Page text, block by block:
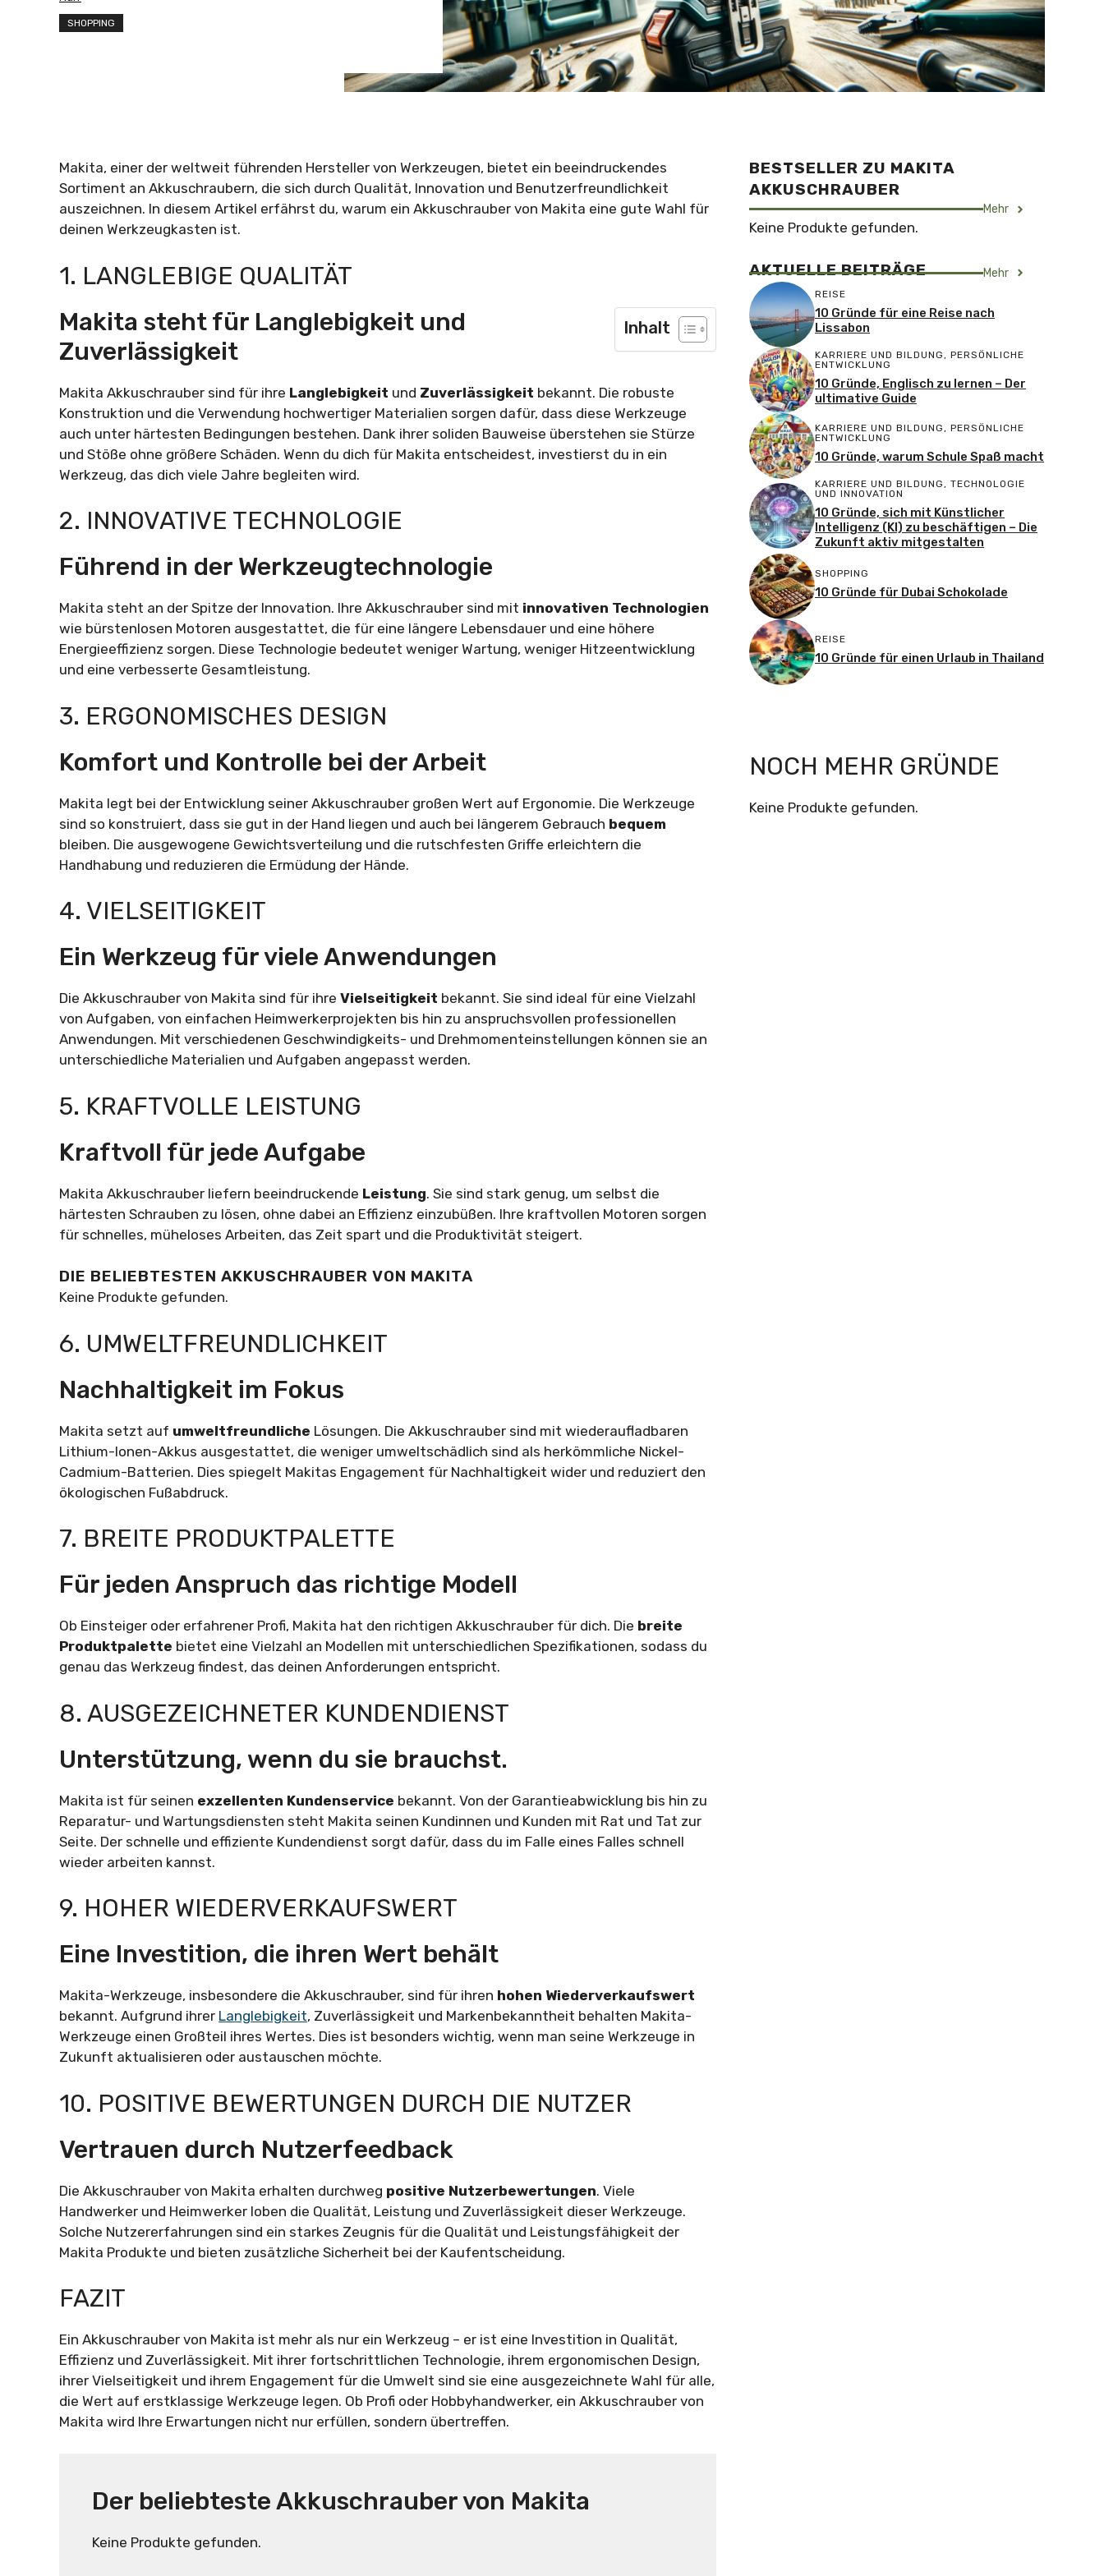
SHOPPING
Makita, einer der weltweit führenden Hersteller von Werkzeugen, bietet ein beeindruckendes
Sortiment an Akkuschraubern, die sich durch Qualität, Innovation und Benutzerfreundlichkeit
auszeichnen. In diesem Artikel erfährst du, warum ein Akkuschrauber von Makita eine gute Wahl für
deinen Werkzeugkasten ist.
1. LANGLEBIGE QUALITÄT
Inhalt
Makita steht für Langlebigkeit und
Zuverlässigkeit
Makita Akkuschrauber sind für ihre Langlebigkeit und Zuverlässigkeit bekannt. Die robuste
Konstruktion und die Verwendung hochwertiger Materialien sorgen dafür, dass diese Werkzeuge
auch unter härtesten Bedingungen bestehen. Dank ihrer soliden Bauweise überstehen sie Stürze
und Stöße ohne größere Schäden. Wenn du dich für Makita entscheidest, investierst du in ein
Werkzeug, das dich viele Jahre begleiten wird.
2. INNOVATIVE TECHNOLOGIE
Führend in der Werkzeugtechnologie
Makita steht an der Spitze der Innovation. Ihre Akkuschrauber sind mit innovativen Technologien
wie bürstenlosen Motoren ausgestattet, die für eine längere Lebensdauer und eine höhere
Energieeffizienz sorgen. Diese Technologie bedeutet weniger Wartung, weniger Hitzeentwicklung
und eine verbesserte Gesamtleistung.
3. ERGONOMISCHES DESIGN
Komfort und Kontrolle bei der Arbeit
Makita legt bei der Entwicklung seiner Akkuschrauber großen Wert auf Ergonomie. Die Werkzeuge
sind so konstruiert, dass sie gut in der Hand liegen und auch bei längerem Gebrauch bequem
bleiben. Die ausgewogene Gewichtsverteilung und die rutschfesten Griffe erleichtern die
Handhabung und reduzieren die Ermüdung der Hände.
4. VIELSEITIGKEIT
Ein Werkzeug für viele Anwendungen
Die Akkuschrauber von Makita sind für ihre Vielseitigkeit bekannt. Sie sind ideal für eine Vielzahl
von Aufgaben, von einfachen Heimwerkerprojekten bis hin zu anspruchsvollen professionellen
Anwendungen. Mit verschiedenen Geschwindigkeits- und Drehmomenteinstellungen können sie an
unterschiedliche Materialien und Aufgaben angepasst werden.
5. KRAFTVOLLE LEISTUNG
Kraftvoll für jede Aufgabe
Makita Akkuschrauber liefern beeindruckende Leistung. Sie sind stark genug, um selbst die
härtesten Schrauben zu lösen, ohne dabei an Effizienz einzubüßen. Ihre kraftvollen Motoren sorgen
für schnelles, müheloses Arbeiten, das Zeit spart und die Produktivität steigert.
DIE BELIEBTESTEN AKKUSCHRAUBER VON MAKITA
Keine Produkte gefunden.
6. UMWELTFREUNDLICHKEIT
Nachhaltigkeit im Fokus
Makita setzt auf umweltfreundliche Lösungen. Die Akkuschrauber sind mit wiederaufladbaren
Lithium-Ionen-Akkus ausgestattet, die weniger umweltschädlich sind als herkömmliche Nickel-
Cadmium-Batterien. Dies spiegelt Makitas Engagement für Nachhaltigkeit wider und reduziert den
ökologischen Fußabdruck.
7. BREITE PRODUKTPALETTE
Für jeden Anspruch das richtige Modell
Ob Einsteiger oder erfahrener Profi, Makita hat den richtigen Akkuschrauber für dich. Die breite
Produktpalette bietet eine Vielzahl an Modellen mit unterschiedlichen Spezifikationen, sodass du
genau das Werkzeug findest, das deinen Anforderungen entspricht.
8. AUSGEZEICHNETER KUNDENDIENST
Unterstützung, wenn du sie brauchst.
Makita ist für seinen exzellenten Kundenservice bekannt. Von der Garantieabwicklung bis hin zu
Reparatur- und Wartungsdiensten steht Makita seinen Kundinnen und Kunden mit Rat und Tat zur
Seite. Der schnelle und effiziente Kundendienst sorgt dafür, dass du im Falle eines Falles schnell
wieder arbeiten kannst.
9. HOHER WIEDERVERKAUFSWERT
Eine Investition, die ihren Wert behält
Makita-Werkzeuge, insbesondere die Akkuschrauber, sind für ihren hohen Wiederverkaufswert
bekannt. Aufgrund ihrer Langlebigkeit, Zuverlässigkeit und Markenbekanntheit behalten Makita-
Werkzeuge einen Großteil ihres Wertes. Dies ist besonders wichtig, wenn man seine Werkzeuge in
Zukunft aktualisieren oder austauschen möchte.
10. POSITIVE BEWERTUNGEN DURCH DIE NUTZER
Vertrauen durch Nutzerfeedback
Die Akkuschrauber von Makita erhalten durchweg positive Nutzerbewertungen. Viele
Handwerker und Heimwerker loben die Qualität, Leistung und Zuverlässigkeit dieser Werkzeuge.
Solche Nutzererfahrungen sind ein starkes Zeugnis für die Qualität und Leistungsfähigkeit der
Makita Produkte und bieten zusätzliche Sicherheit bei der Kaufentscheidung.
FAZIT
Ein Akkuschrauber von Makita ist mehr als nur ein Werkzeug – er ist eine Investition in Qualität,
Effizienz und Zuverlässigkeit. Mit ihrer fortschrittlichen Technologie, ihrem ergonomischen Design,
ihrer Vielseitigkeit und ihrem Engagement für die Umwelt sind sie eine ausgezeichnete Wahl für alle,
die Wert auf erstklassige Werkzeuge legen. Ob Profi oder Hobbyhandwerker, ein Akkuschrauber von
Makita wird Ihre Erwartungen nicht nur erfüllen, sondern übertreffen.
Der beliebteste Akkuschrauber von Makita
Keine Produkte gefunden.
BESTSELLER ZU MAKITA
AKKUSCHRAUBER
Mehr
Keine Produkte gefunden.
AKTUELLE BEITRÄGE Mehr
REISE
10 Gründe für eine Reise nach
Lissabon
KARRIERE UND BILDUNG, PERSÖNLICHE
ENTWICKLUNG
10 Gründe, Englisch zu lernen – Der
ultimative Guide
KARRIERE UND BILDUNG, PERSÖNLICHE
ENTWICKLUNG
10 Gründe, warum Schule Spaß macht
KARRIERE UND BILDUNG , TECHNOLOGIE
UND INNOVATION
10 Gründe, sich mit Künstlicher
Intelligenz (KI) zu beschäftigen – Die
Zukunft aktiv mitgestalten
SHOPPING
10 Gründe für Dubai Schokolade
REISE
10 Gründe für einen Urlaub in Thailand
NOCH MEHR GRÜNDE
Keine Produkte gefunden.